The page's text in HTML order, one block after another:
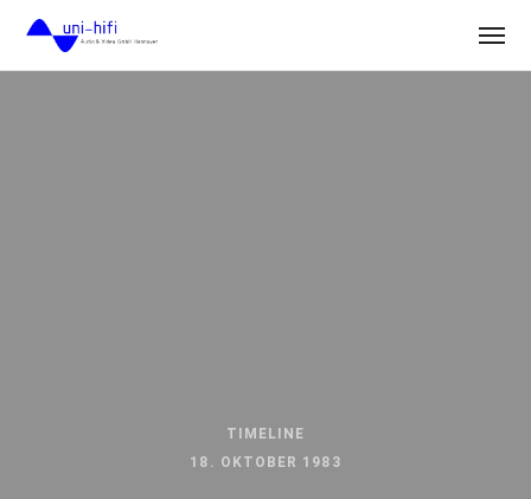
TIMELINE
18. OKTOBER 1983